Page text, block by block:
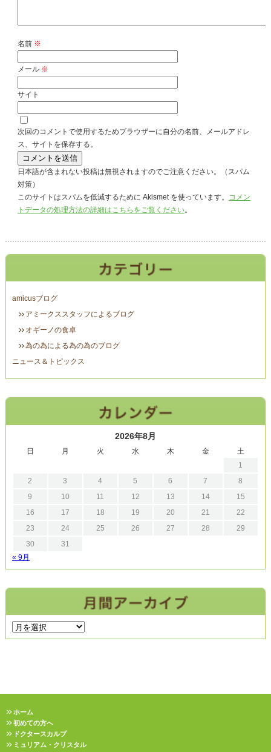
名前 ※
メール ※
サイト
次回のコメントで使用するためブラウザーに自分の名前、メールアドレ
ス、サイトを保存する。
日本語が含まれない投稿は無視されますのでご注意ください。（スパム
対策）
このサイトはスパムを低減するために Akismet を使っています。 コメン
トデータの処理方法の詳細はこちらをご覧ください。
amicusブログ
アミークススタッフによるブログ
オギーノの食卓
為の為による為の為のブログ
ニュース＆トピックス
2026年8月
日 月 火 水 木 金
土
1
2
3 4 5 6 7
8
9
10 11 12 13 14
15
16
17 18 19 20 21
22
23
24 25 26 27 28
29
30
31
« 9月
ホーム
初めての方へ
ドクタースカルプ
ミュリアム・クリスタル